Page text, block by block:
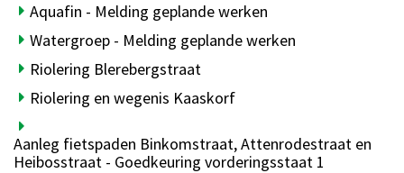
Aquafin - Melding geplande werken
Watergroep - Melding geplande werken
Riolering Blerebergstraat
Riolering en wegenis Kaaskorf
Aanleg fietspaden Binkomstraat, Attenrodestraat en
Heibosstraat - Goedkeuring vorderingsstaat 1